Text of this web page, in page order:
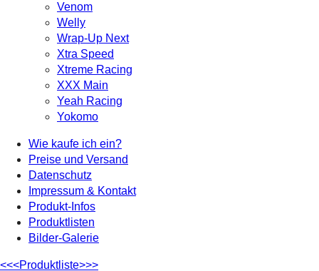
Venom
Welly
Wrap-Up Next
Xtra Speed
Xtreme Racing
XXX Main
Yeah Racing
Yokomo
Wie kaufe ich ein?
Preise und Versand
Datenschutz
Impressum & Kontakt
Produkt-Infos
Produktlisten
Bilder-Galerie
<<<Produktliste>>>